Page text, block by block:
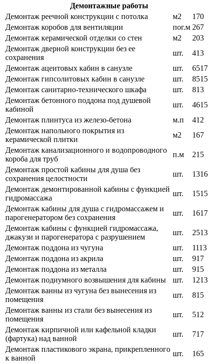
Демонтажные работы
Демонтаж реечной конструкции с потолка
м2
170
Демонтаж коробов для вентиляции
пог.м 267
Демонтаж керамической отделки со стен
м2
203
Демонтаж дверной конструкции без ее
сохранения
шт.
413
Демонтаж ацеитовых кабин в санузле
шт.
6517
Демонтаж гипсолитовых кабин в санузле
шт.
8515
Демонтаж санитарно-технического шкафа
шт.
813
Демонтаж бетонного поддона под душевой
кабиной
шт.
4615
Демонтаж плинтуса из железо-бетона
м.п
412
Демонтаж напольного покрытия из
керамической плитки
м2
167
Демонтаж канализационного и водопроводного
короба для труб
п.м
215
Демонтаж простой кабины для душа без
сохранения целостности
шт.
1316
Демонтаж демонтированной кабины с функцией
гидромассажа
шт.
1515
Демонтаж кабины для душа с гидромассажем и
парогенератором без сохранения
шт.
1617
Демонтаж кабины с функцией гидромассажа,
джакузи и парогенератора с разрушением
шт.
2513
Демонтаж поддона из чугуна
шт.
1113
Демонтаж поддона из акрила
шт.
917
Демонтаж поддона из металла
шт.
915
Демонтаж подиумного возвышения для кабины
шт.
1213
Демонтаж ванны из чугуна без вынесения из
помещения
шт.
815
Демонтаж ванны из стали без вынесения из
помещения
шт.
512
Демонтаж кирпичной или кафельной кладки
(фартука) над ванной
шт.
717
Демонтаж пластикового экрана, прикрепленного
к ванной
шт.
165